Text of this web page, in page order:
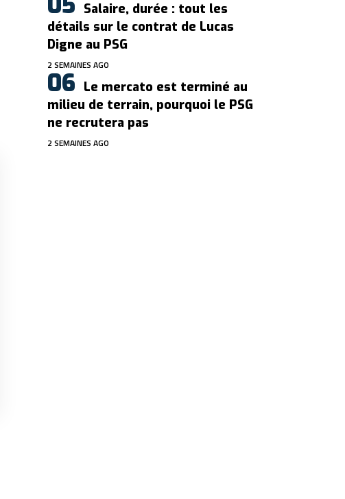
Salaire, durée : tout les
détails sur le contrat de Lucas
Digne au PSG
2 SEMAINES AGO
Le mercato est terminé au
milieu de terrain, pourquoi le PSG
ne recrutera pas
2 SEMAINES AGO